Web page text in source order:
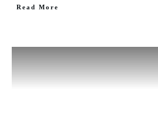
Read More